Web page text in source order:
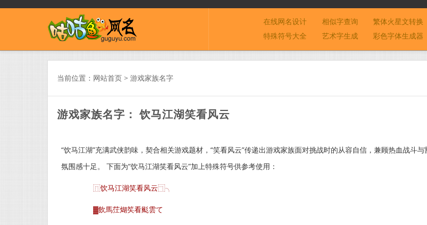
在线网名设计 相似字查询
繁体火星文转换
特殊符号大全
艺术字生成 彩色字体生成器
当前位置： 网站首页 > 游戏家族名字
游戏家族名字： 饮马江湖笑看风云
“饮马江湖”充满武侠韵味，契合相关游戏题材，“笑看风云”传递出游戏家族面对挑战时的从容自信，兼顾热血战斗与
氛围感十足。 下面为“饮马江湖笑看风云”加上特殊符号供参考使用：
⿵饮马江湖笑看风云⿹╮
▓飲馬茳煳笶看颩雲て